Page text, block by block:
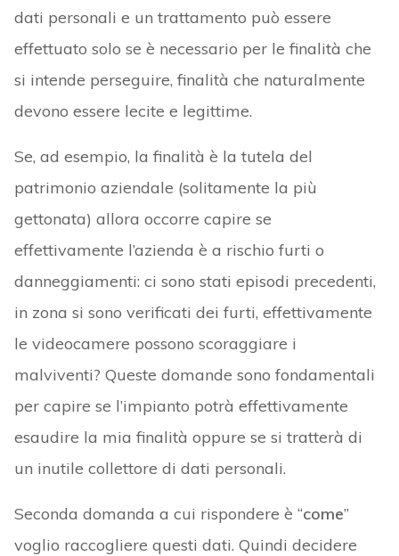
dati personali e un trattamento può essere
effettuato solo se è necessario per le finalità che
si intende perseguire, finalità che naturalmente
devono essere lecite e legittime.
Se, ad esempio, la finalità è la tutela del
patrimonio aziendale (solitamente la più
gettonata) allora occorre capire se
effettivamente l’azienda è a rischio furti o
danneggiamenti: ci sono stati episodi precedenti,
in zona si sono verificati dei furti, effettivamente
le videocamere possono scoraggiare i
malviventi? Queste domande sono fondamentali
per capire se l’impianto potrà effettivamente
esaudire la mia finalità oppure se si tratterà di
un inutile collettore di dati personali.
Seconda domanda a cui rispondere è “come”
voglio raccogliere questi dati. Quindi decidere